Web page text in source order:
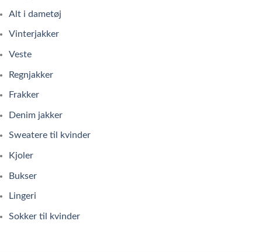
Alt i dametøj
Vinterjakker
Veste
Regnjakker
Frakker
Denim jakker
Sweatere til kvinder
Kjoler
Bukser
Lingeri
Sokker til kvinder